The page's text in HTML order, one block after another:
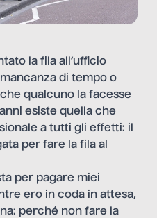
la fila all’ufficio
di tempo o
qualcuno la facesse
esiste quella che
a tutti gli effetti: il
per fare la fila al
per pagare miei
ero in coda in attesa,
perché non fare la